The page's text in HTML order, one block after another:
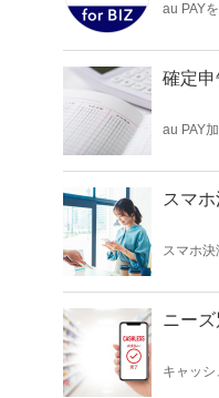
au PAY
は、加
確定
au PAY
スマ
スマホ決
ニー
キャッ